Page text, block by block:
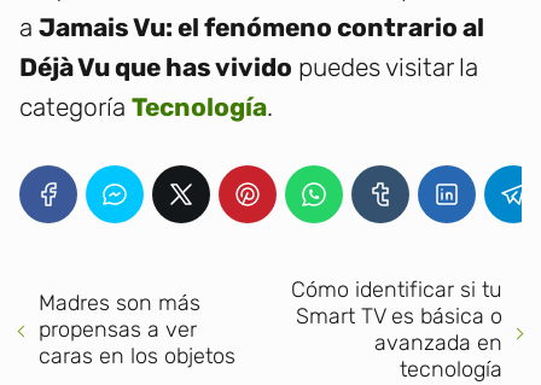
a Jamais Vu: el fenómeno contrario al
Déjà Vu que has vivido puedes visitar la
categoría Tecnología.
Madres son más
propensas a ver
caras en los objetos
Cómo identificar si tu
Smart TV es básica o
avanzada en
tecnología